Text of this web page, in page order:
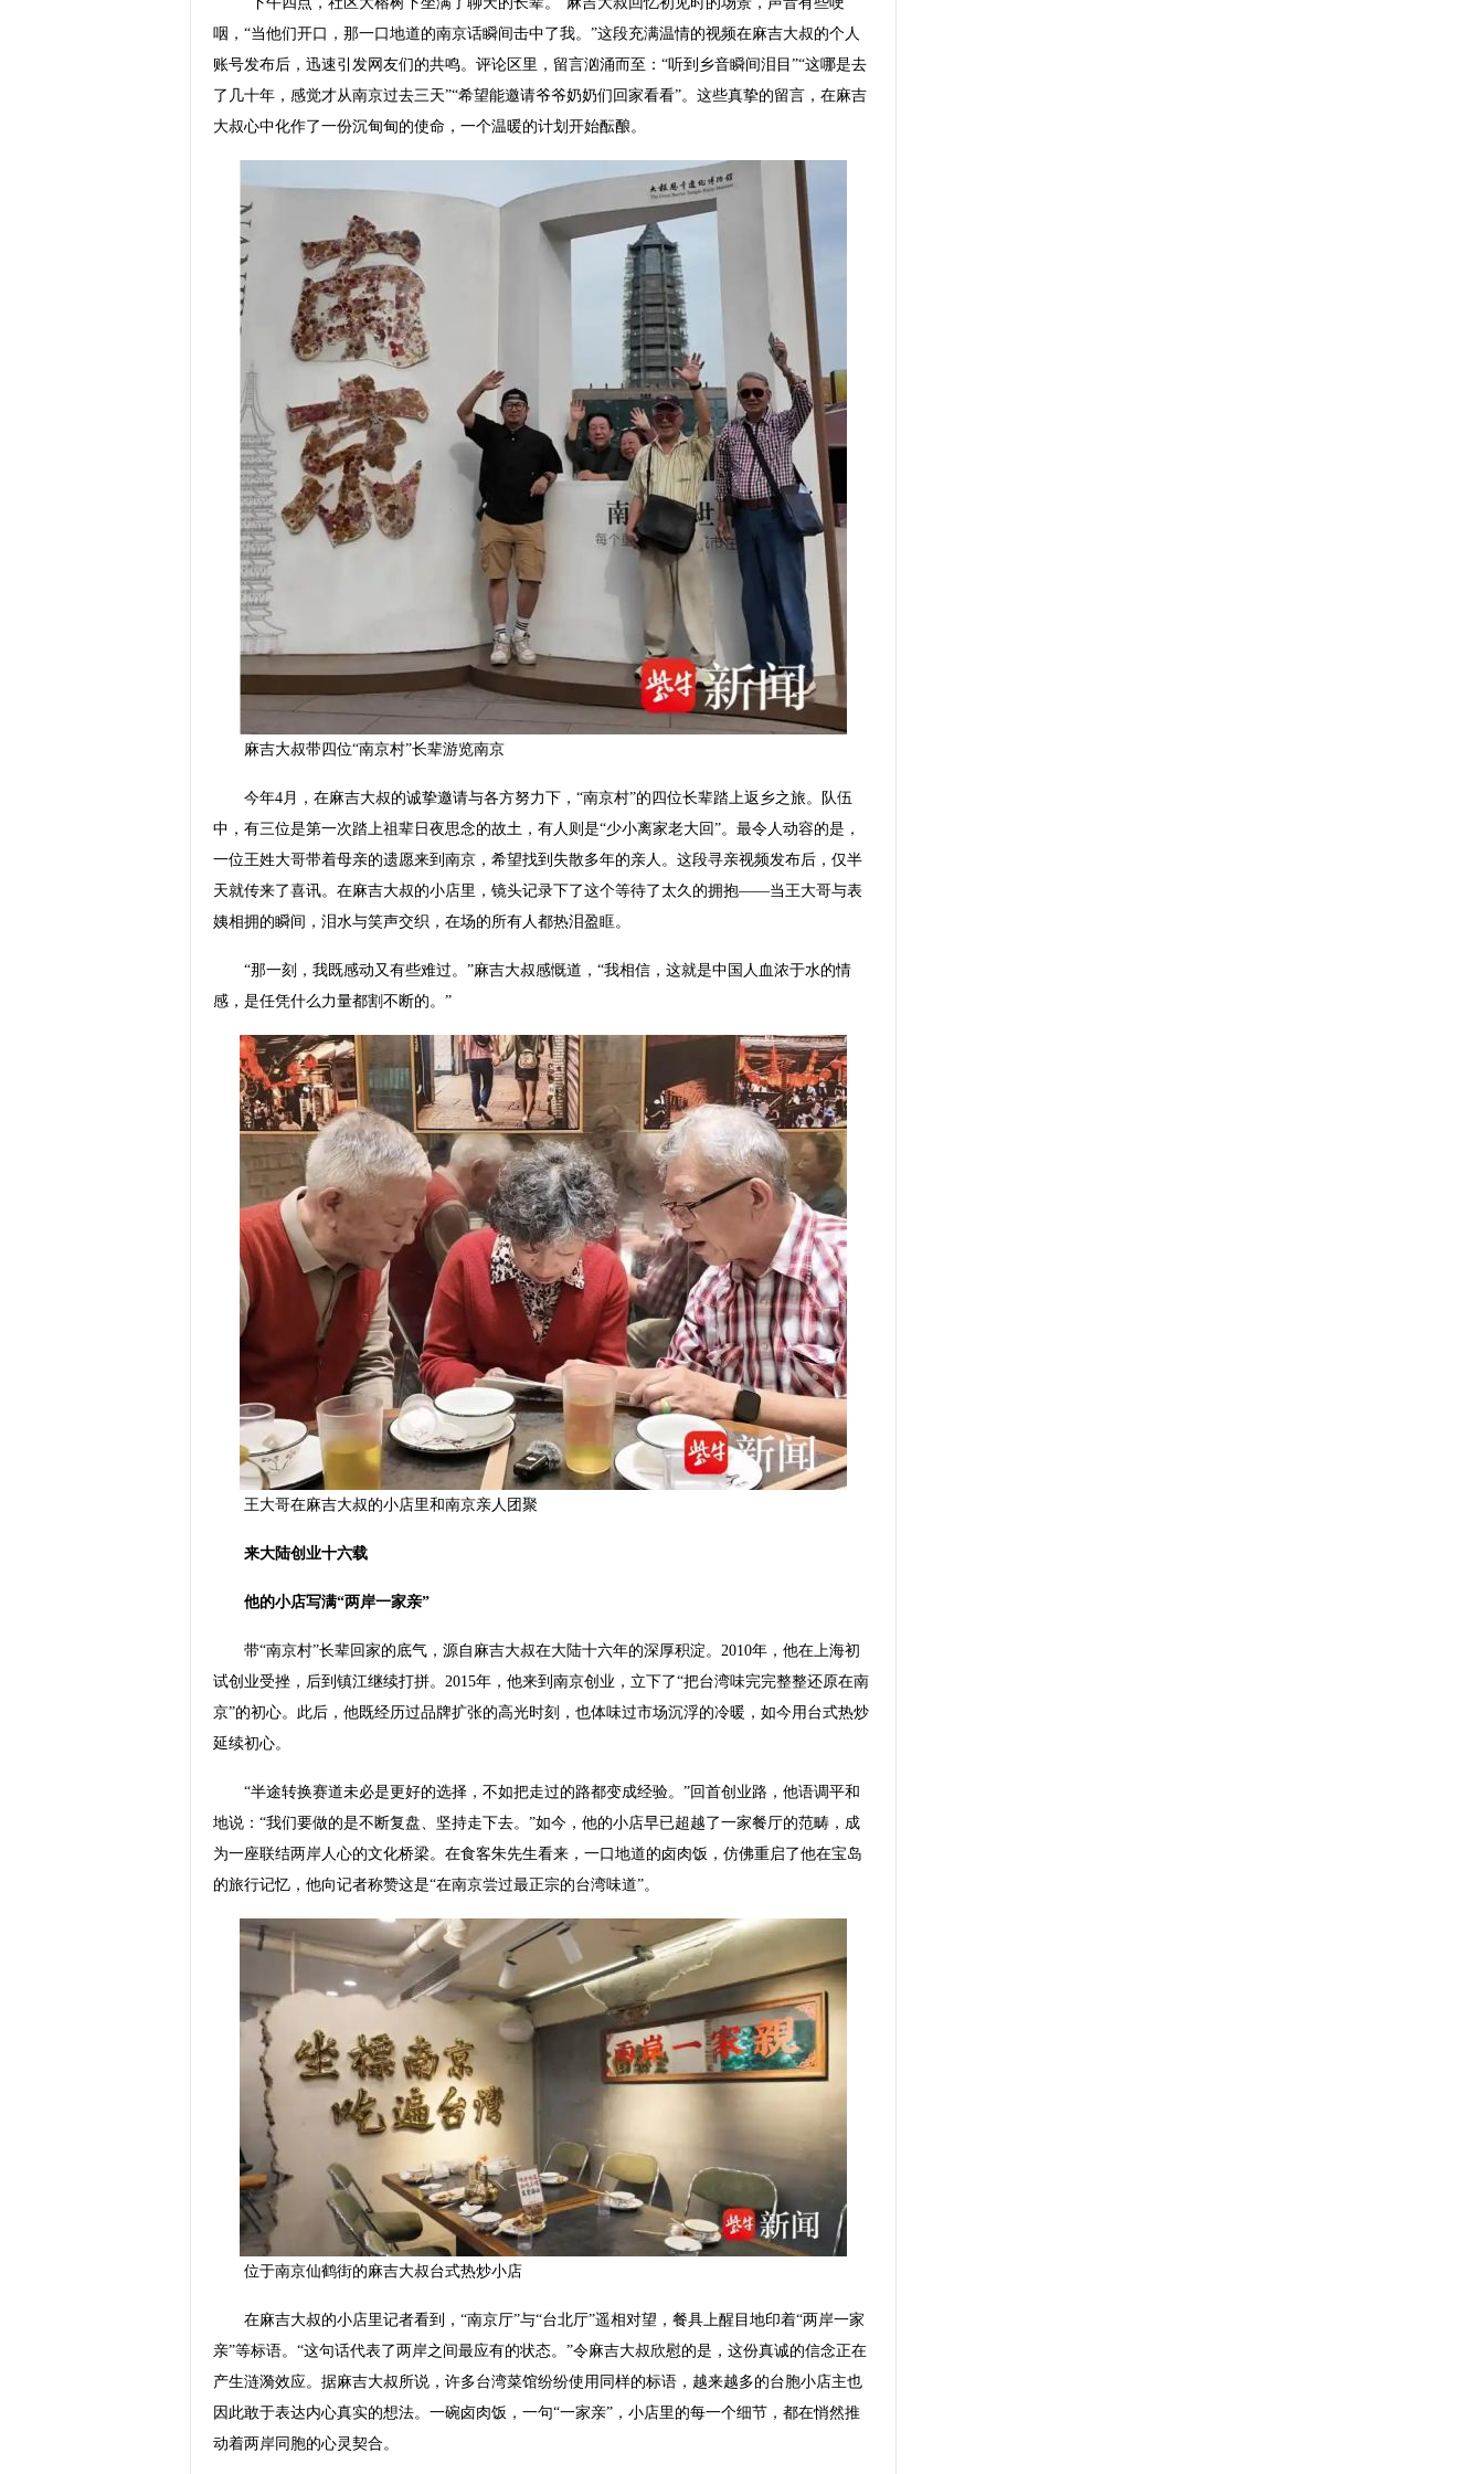
咽，“当他们开口，那一口地道的南京话瞬间击中了我。”这段充满温情的视频在麻吉大叔的个人
账号发布后，迅速引发网友们的共鸣。评论区里，留言汹涌而至：“听到乡音瞬间泪目”“这哪是去
了几十年，感觉才从南京过去三天”“希望能邀请爷爷奶奶们回家看看”。这些真挚的留言，在麻吉
大叔心中化作了一份沉甸甸的使命，一个温暖的计划开始酝酿。
麻吉大叔带四位“南京村”长辈游览南京
今年4月，在麻吉大叔的诚挚邀请与各方努力下，“南京村”的四位长辈踏上返乡之旅。队伍
中，有三位是第一次踏上祖辈日夜思念的故土，有人则是“少小离家老大回”。最令人动容的是，
一位王姓大哥带着母亲的遗愿来到南京，希望找到失散多年的亲人。这段寻亲视频发布后，仅半
天就传来了喜讯。在麻吉大叔的小店里，镜头记录下了这个等待了太久的拥抱——当王大哥与表
姨相拥的瞬间，泪水与笑声交织，在场的所有人都热泪盈眶。
“那一刻，我既感动又有些难过。”麻吉大叔感慨道，“我相信，这就是中国人血浓于水的情
感，是任凭什么力量都割不断的。”
王大哥在麻吉大叔的小店里和南京亲人团聚
来大陆创业十六载
他的小店写满“两岸一家亲”
带“南京村”长辈回家的底气，源自麻吉大叔在大陆十六年的深厚积淀。2010年，他在上海初
试创业受挫，后到镇江继续打拼。2015年，他来到南京创业，立下了“把台湾味完完整整还原在南
京”的初心。此后，他既经历过品牌扩张的高光时刻，也体味过市场沉浮的冷暖，如今用台式热炒
延续初心。
“半途转换赛道未必是更好的选择，不如把走过的路都变成经验。”回首创业路，他语调平和
地说：“我们要做的是不断复盘、坚持走下去。”如今，他的小店早已超越了一家餐厅的范畴，成
为一座联结两岸人心的文化桥梁。在食客朱先生看来，一口地道的卤肉饭，仿佛重启了他在宝岛
的旅行记忆，他向记者称赞这是“在南京尝过最正宗的台湾味道”。
位于南京仙鹤街的麻吉大叔台式热炒小店
在麻吉大叔的小店里记者看到，“南京厅”与“台北厅”遥相对望，餐具上醒目地印着“两岸一家
亲”等标语。“这句话代表了两岸之间最应有的状态。”令麻吉大叔欣慰的是，这份真诚的信念正在
产生涟漪效应。据麻吉大叔所说，许多台湾菜馆纷纷使用同样的标语，越来越多的台胞小店主也
因此敢于表达内心真实的想法。一碗卤肉饭，一句“一家亲”，小店里的每一个细节，都在悄然推
动着两岸同胞的心灵契合。